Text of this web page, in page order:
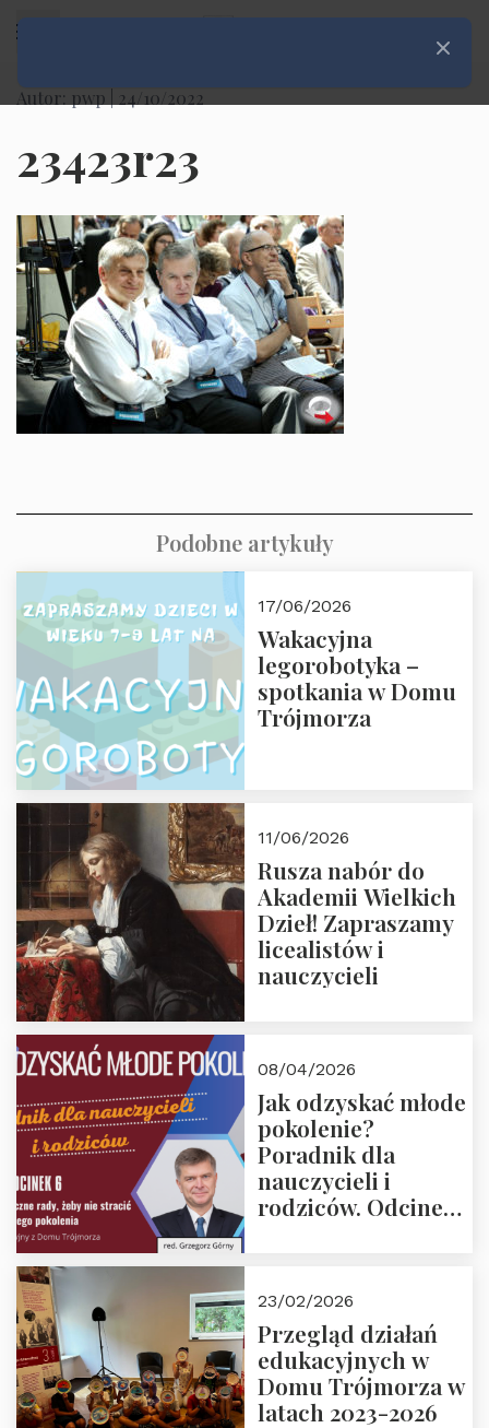
Autor: pwp | 24/10/2022
23423r23
Podobne artykuły
17/06/2026
Wakacyjna
legorobotyka –
spotkania w Domu
Trójmorza
11/06/2026
Rusza nabór do
Akademii Wielkich
Dzieł! Zapraszamy
licealistów i
nauczycieli
08/04/2026
Jak odzyskać młode
pokolenie?
Poradnik dla
nauczycieli i
rodziców. Odcinek
Rozmawiają red.
Grzegorz Górny i
prof. Michał
Łuczewski
23/02/2026
Przegląd działań
edukacyjnych w
Domu Trójmorza w
latach 2023-2026
Zamknij